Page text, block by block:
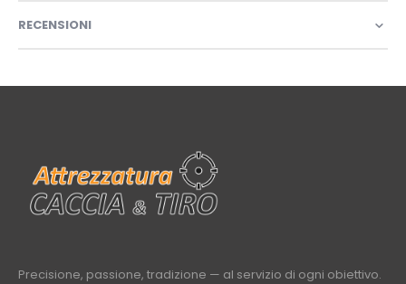
RECENSIONI
Precisione, passione, tradizione — al servizio di ogni obiettivo.